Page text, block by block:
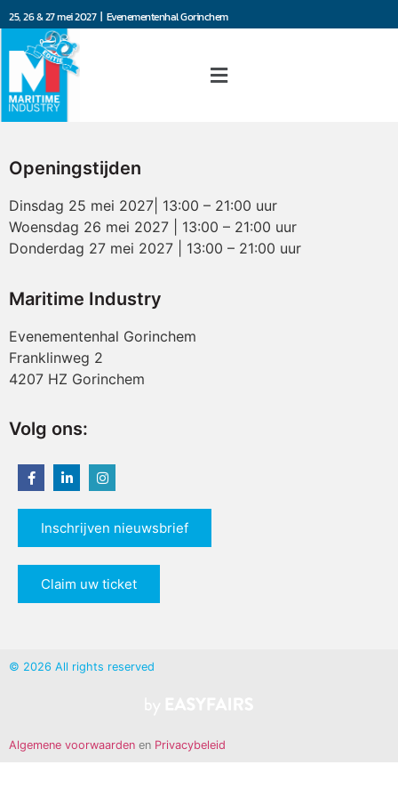
25, 26 & 27 mei 2027 | Evenementenhal Gorinchem
Openingstijden
Dinsdag 25 mei 2027| 13:00 – 21:00 uur
Woensdag 26 mei 2027 | 13:00 – 21:00 uur
Donderdag 27 mei 2027 | 13:00 – 21:00 uur
Maritime Industry
Evenementenhal Gorinchem
Franklinweg 2
4207 HZ Gorinchem
Volg ons:
Inschrijven nieuwsbrief
Claim uw ticket
© 2026 All rights reserved
Algemene voorwaarden en Privacybeleid